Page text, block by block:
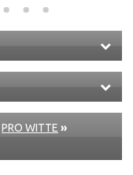
PRO WITTE »